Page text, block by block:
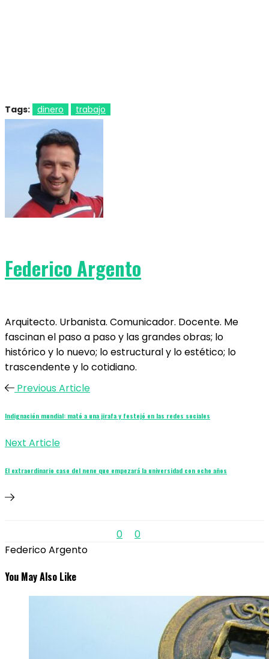
Tags: dinero trabajo
Federico Argento
Arquitecto. Urbanista. Comunicador. Docente. Me
fascinan el paso a paso y las grandes obras; lo
histórico y lo nuevo; lo estructural y lo estético; lo
trascendente y lo cotidiano.
Previous Article
Indignación mundial: mató a una jirafa y festejó en las redes sociales
Next Article
El extraordinario caso del nene que empezará la universidad con ocho años
0
0
Federico Argento
You May Also Like